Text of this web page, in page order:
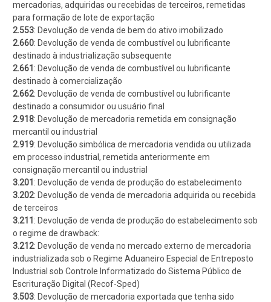
mercadorias, adquiridas ou recebidas de terceiros, remetidas
para formação de lote de exportação
2.553: Devolução de venda de bem do ativo imobilizado
2.660: Devolução de venda de combustível ou lubrificante
destinado à industrialização subsequente
2.661: Devolução de venda de combustível ou lubrificante
destinado à comercialização
2.662: Devolução de venda de combustível ou lubrificante
destinado a consumidor ou usuário final
2.918: Devolução de mercadoria remetida em consignação
mercantil ou industrial
2.919: Devolução simbólica de mercadoria vendida ou utilizada
em processo industrial, remetida anteriormente em
consignação mercantil ou industrial
3.201: Devolução de venda de produção do estabelecimento
3.202: Devolução de venda de mercadoria adquirida ou recebida
de terceiros
3.211: Devolução de venda de produção do estabelecimento sob
o regime de drawback:
3.212: Devolução de venda no mercado externo de mercadoria
industrializada sob o Regime Aduaneiro Especial de Entreposto
Industrial sob Controle Informatizado do Sistema Público de
Escrituração Digital (Recof-Sped)
3.503: Devolução de mercadoria exportada que tenha sido